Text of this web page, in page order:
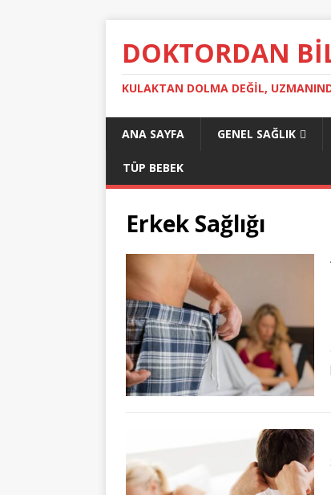
DOKTORDAN
KULAKTAN DOLMA DEĞIL,
ANA SAYFA GENEL SAĞLIK
TÜP BEBEK
Erkek Sağlığı